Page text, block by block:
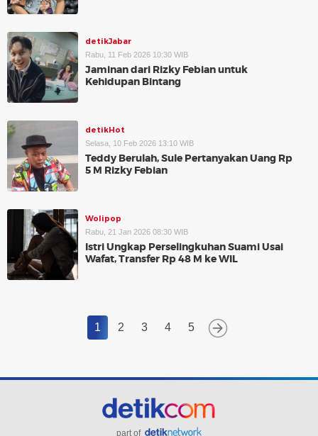
detikJabar
Rabu, 11 Feb 2026 10:30 WIB
Jaminan dari Rizky Febian untuk
Kehidupan Bintang
detikHot
Selasa, 10 Feb 2026 13:10 WIB
Teddy Berulah, Sule Pertanyakan Uang Rp
5 M Rizky Febian
Wolipop
Rabu, 21 Jan 2026 08:30 WIB
Istri Ungkap Perselingkuhan Suami Usai
Wafat, Transfer Rp 48 M ke WIL
1 2 3 4 5
part of